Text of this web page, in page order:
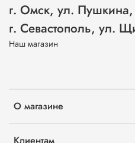
О магазине
Клиентам
г. Омск, ул.
г. Севастополь, ул.
Наш магазин